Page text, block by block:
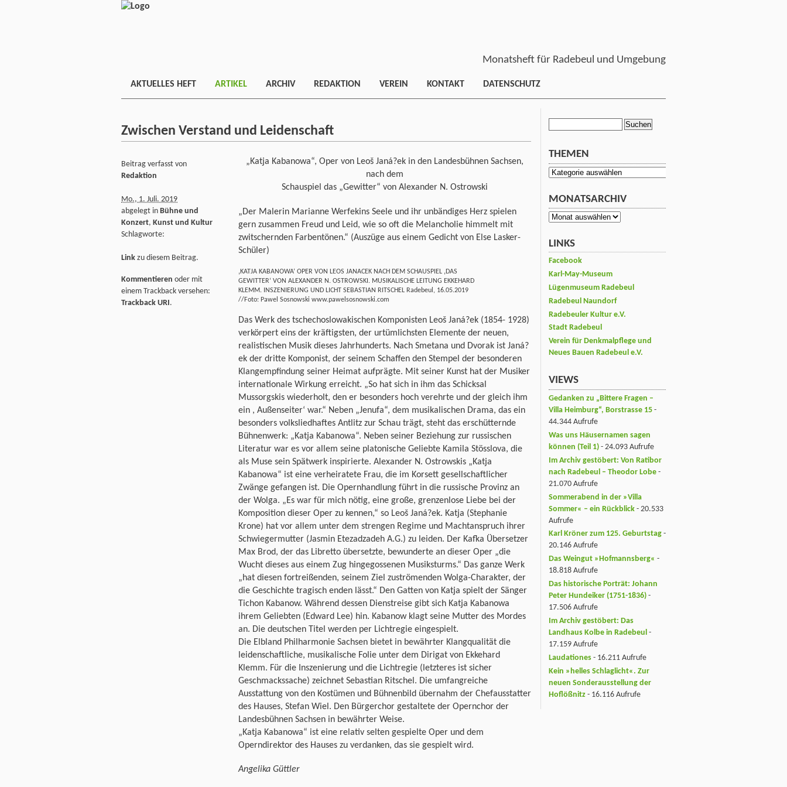
Monatsheft für Radebeul und Umgebung
AKTUELLES HEFT ARTIKEL ARCHIV REDAKTION VEREIN KONTAKT DATENSCHUTZ
Zwischen Verstand und Leidenschaft
„Katja Kabanowa“, Oper von Leoš Janá?ek in den Landesbühnen Sachsen,
nach dem
Schauspiel das „Gewitter“ von Alexander N. Ostrowski
„Der Malerin Marianne Werfekins Seele und ihr unbändiges Herz spielen
gern zusammen Freud und Leid, wie so oft die Melancholie himmelt mit
zwitschernden Farbentönen.“ (Auszüge aus einem Gedicht von Else Lasker-
Schüler)
‚KATJA KABANOWA‘ OPER VON LEOS JANACEK NACH DEM SCHAUSPIEL ‚DAS
GEWITTER‘ VON ALEXANDER N. OSTROWSKI. MUSIKALISCHE LEITUNG EKKEHARD
KLEMM. INSZENIERUNG UND LICHT SEBASTIAN RITSCHEL Radebeul, 16.05.2019
//Foto: Pawel Sosnowski www.pawelsosnowski.com
Das Werk des tschechoslowakischen Komponisten Leoš Janá?ek (1854- 1928)
verkörpert eins der kräftigsten, der urtümlichsten Elemente der neuen,
realistischen Musik dieses Jahrhunderts. Nach Smetana und Dvorak ist Janá?
ek der dritte Komponist, der seinem Schaffen den Stempel der besonderen
Klangempfindung seiner Heimat aufprägte. Mit seiner Kunst hat der Musiker
internationale Wirkung erreicht. „So hat sich in ihm das Schicksal
Mussorgskis wiederholt, den er besonders hoch verehrte und der gleich ihm
ein , Außenseiter‘ war.“ Neben „Jenufa“, dem musikalischen Drama, das ein
besonders volksliedhaftes Antlitz zur Schau trägt, steht das erschütternde
Bühnenwerk: „Katja Kabanowa“. Neben seiner Beziehung zur russischen
Literatur war es vor allem seine platonische Geliebte Kamila Stösslova, die
als Muse sein Spätwerk inspirierte. Alexander N. Ostrowskis „Katja
Kabanowa“ ist eine verheiratete Frau, die im Korsett gesellschaftlicher
Zwänge gefangen ist. Die Opernhandlung führt in die russische Provinz an
der Wolga. „Es war für mich nötig, eine große, grenzenlose Liebe bei der
Komposition dieser Oper zu kennen,“ so Leoš Janá?ek. Katja (Stephanie
Krone) hat vor allem unter dem strengen Regime und Machtanspruch ihrer
Schwiegermutter (Jasmin Etezadzadeh A.G.) zu leiden. Der Kafka Übersetzer
Max Brod, der das Libretto übersetzte, bewunderte an dieser Oper „die
Wucht dieses aus einem Zug hingegossenen Musiksturms.“ Das ganze Werk
„hat diesen fortreißenden, seinem Ziel zuströmenden Wolga-Charakter, der
die Geschichte tragisch enden lässt.“ Den Gatten von Katja spielt der Sänger
Tichon Kabanow. Während dessen Dienstreise gibt sich Katja Kabanowa
ihrem Geliebten (Edward Lee) hin. Kabanow klagt seine Mutter des Mordes
an. Die deutschen Titel werden per Lichtregie eingespielt.
Die Elbland Philharmonie Sachsen bietet in bewährter Klangqualität die
leidenschaftliche, musikalische Folie unter dem Dirigat von Ekkehard
Klemm. Für die Inszenierung und die Lichtregie (letzteres ist sicher
Geschmackssache) zeichnet Sebastian Ritschel. Die umfangreiche
Ausstattung von den Kostümen und Bühnenbild übernahm der Chefausstatter
des Hauses, Stefan Wiel. Den Bürgerchor gestaltete der Opernchor der
Landesbühnen Sachsen in bewährter Weise.
„Katja Kabanowa“ ist eine relativ selten gespielte Oper und dem
Operndirektor des Hauses zu verdanken, das sie gespielt wird.
Angelika Güttler
Beitrag verfasst von
Redaktion
Mo., 1. Juli. 2019
abgelegt in Bühne und
Konzert, Kunst und Kultur
Schlagworte:
Link zu diesem Beitrag.
Kommentieren oder mit
einem Trackback versehen:
Trackback URI.
THEMEN
Themen
MONATSARCHIV
Monatsarchiv
LINKS
Facebook
Karl-May-Museum
Lügenmuseum Radebeul
Radebeul Naundorf
Radebeuler Kultur e.V.
Stadt Radebeul
Verein für Denkmalpflege und
Neues Bauen Radebeul e.V.
VIEWS
Gedanken zu „Bittere Fragen –
Villa Heimburg“, Borstrasse 15 -
44.344 Aufrufe
Was uns Häusernamen sagen
können (Teil 1) - 24.093 Aufrufe
Im Archiv gestöbert: Von Ratibor
nach Radebeul – Theodor Lobe -
21.070 Aufrufe
Sommerabend in der »Villa
Sommer« – ein Rückblick - 20.533
Aufrufe
Karl Kröner zum 125. Geburtstag -
20.146 Aufrufe
Das Weingut »Hofmannsberg« -
18.818 Aufrufe
Das historische Porträt: Johann
Peter Hundeiker (1751-1836) -
17.506 Aufrufe
Im Archiv gestöbert: Das
Landhaus Kolbe in Radebeul -
17.159 Aufrufe
Laudationes - 16.211 Aufrufe
Kein »helles Schlaglicht«. Zur
neuen Sonderausstellung der
Hoflößnitz - 16.116 Aufrufe